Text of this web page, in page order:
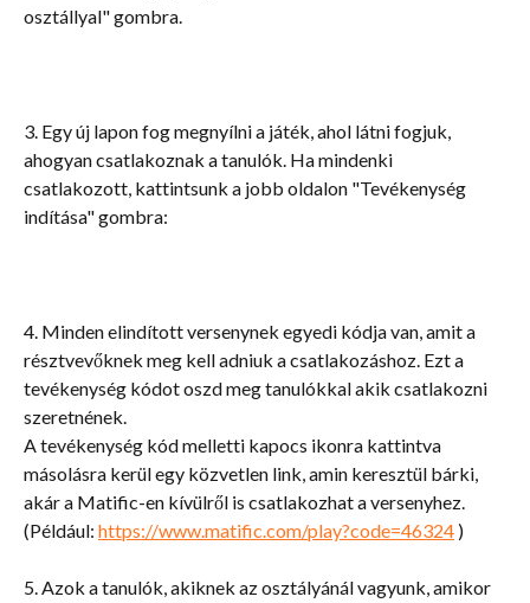
osztállyal" gombra.
3. Egy új lapon fog megnyílni a játék, ahol látni fogjuk,
ahogyan csatlakoznak a tanulók. Ha mindenki
csatlakozott, kattintsunk a jobb oldalon "Tevékenység
indítása" gombra:
4. Minden elindított versenynek egyedi kódja van, amit a
résztvevőknek meg kell adniuk a csatlakozáshoz. Ezt a
tevékenység kódot oszd meg tanulókkal akik csatlakozni
szeretnének.
A tevékenység kód melletti kapocs ikonra kattintva
másolásra kerül egy közvetlen link, amin keresztül bárki,
akár a Matific-en kívülről is csatlakozhat a versenyhez.
(Például: https://www.matific.com/play?code=46324 )
5. Azok a tanulók, akiknek az osztályánál vagyunk, amikor